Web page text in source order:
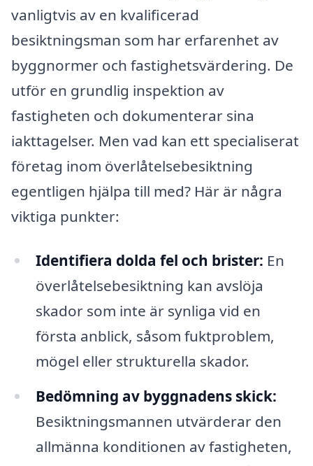
vanligtvis av en kvalificerad
besiktningsman som har erfarenhet av
byggnormer och fastighetsvärdering. De
utför en grundlig inspektion av
fastigheten och dokumenterar sina
iakttagelser. Men vad kan ett specialiserat
företag inom överlåtelsebesiktning
egentligen hjälpa till med? Här är några
viktiga punkter:
Identifiera dolda fel och brister: En
överlåtelsebesiktning kan avslöja
skador som inte är synliga vid en
första anblick, såsom fuktproblem,
mögel eller strukturella skador.
Bedömning av byggnadens skick:
Besiktningsmannen utvärderar den
allmänna konditionen av fastigheten,